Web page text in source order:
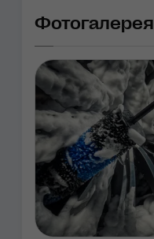
Фотогалерея